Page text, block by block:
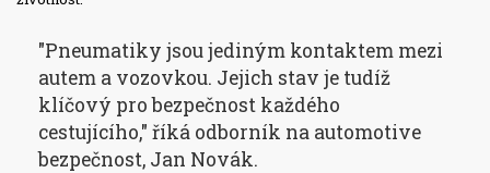
"Pneumatiky jsou jediným kontaktem mezi
autem a vozovkou. Jejich stav je tudíž
klíčový pro bezpečnost každého
cestujícího," říká odborník na automotive
bezpečnost, Jan Novák.